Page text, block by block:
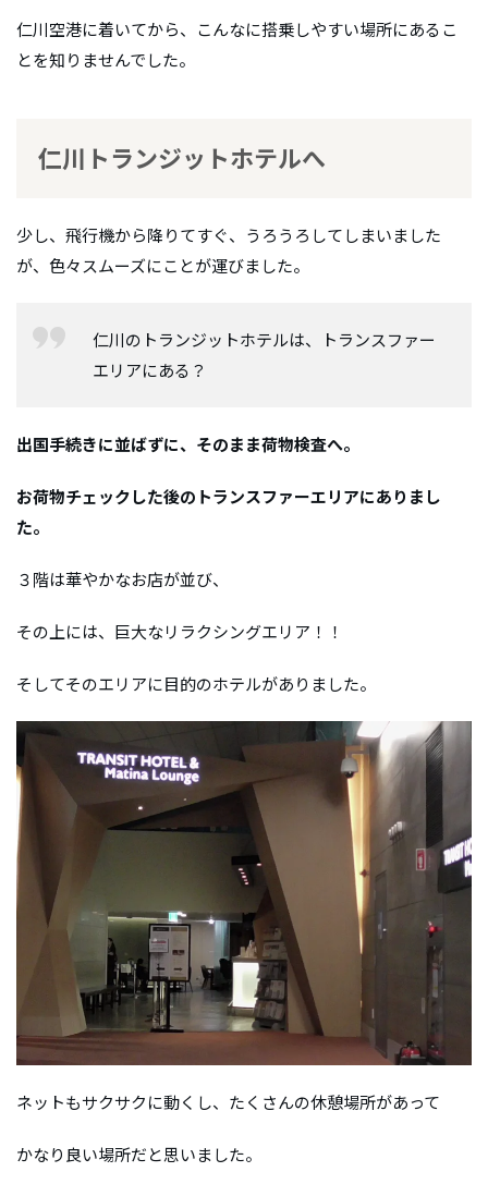
仁川空港に着いてから、こんなに搭乗しやすい場所にあるこ
とを知りませんでした。
仁川トランジットホテルへ
少し、飛行機から降りてすぐ、うろうろしてしまいました
が、色々スムーズにことが運びました。
仁川のトランジットホテルは、トランスファー
エリアにある？
出国手続きに並ばずに、そのまま荷物検査へ。
お荷物チェックした後のトランスファーエリアにありまし
た。
３階は華やかなお店が並び、
その上には、巨大なリラクシングエリア！！
そしてそのエリアに目的のホテルがありました。
ネットもサクサクに動くし、たくさんの休憩場所があって
かなり良い場所だと思いました。